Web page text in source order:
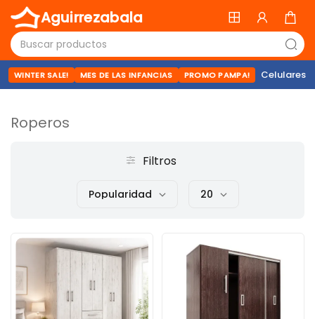
Aguirrezabala
WINTER SALE! MES DE LAS INFANCIAS PROMO PAMPA! Celulares
Roperos
Filtros
Popularidad 20